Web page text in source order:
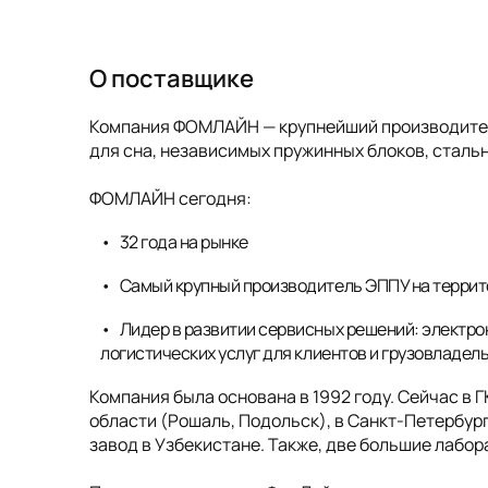
О поставщике
Компания ФОМЛАЙН — крупнейший
для сна, независимых пружинных блоков,
ФОМЛАЙН сегодня:
32 года на рынке
Самый крупный производитель ЭППУ на
Лидер в развитии сервисных решений:
логистических услуг для клиентов и
Компания была основана в 1992 году. Сейчас
области (Рошаль, Подольск), в Санкт-
завод в Узбекистане. Также, две большие